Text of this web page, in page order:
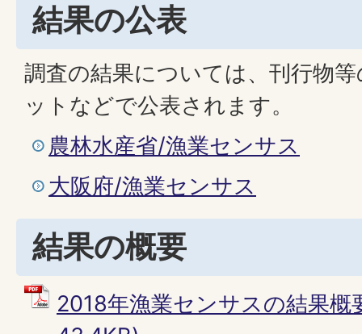
結果の公表
調査の結果については、刊行物
ットなどで公表されます。
農林水産省/漁業センサス
大阪府/漁業センサス
結果の概要
2018年漁業センサスの結果概